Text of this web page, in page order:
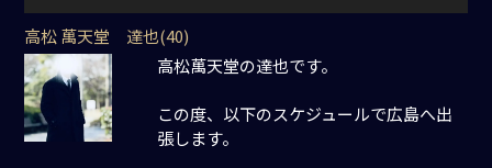
高松 萬天堂 達也(40)
高松萬天堂の達也です。
この度、以下のスケジュールで広島へ出
張します。